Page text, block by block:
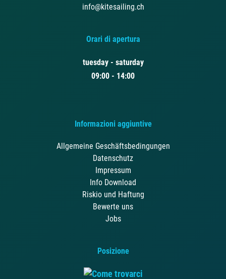
info@kitesailing.ch
Orari di apertura
tuesday - saturday
09:00 - 14:00
Informazioni aggiuntive
Allgemeine Geschäftsbedingungen
Datenschutz
Impressum
Info Download
Riskio und Haftung
Bewerte uns
Jobs
Posizione